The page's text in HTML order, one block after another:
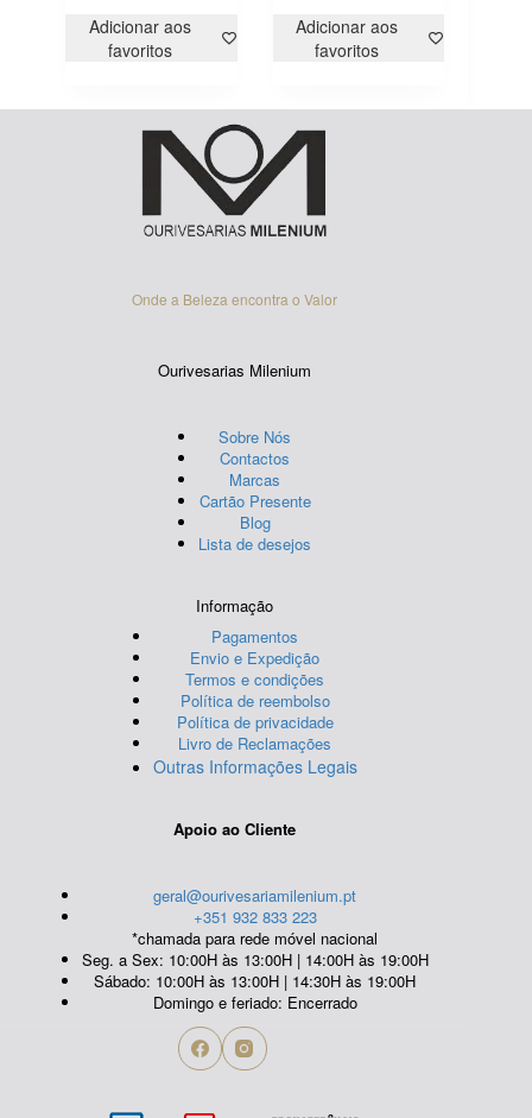
Adicionar aos
favoritos
multiple
variants.
be
chosen
on
product
Adicionar aos
favoritos
Onde a Beleza encontra o Valor
Ourivesarias Milenium
Sobre Nós
Contactos
Marcas
Cartão Presente
Blog
Lista de desejos
Informação
Pagamentos
Envio e Expedição
Termos e condições
Política de reembolso
Política de privacidade
Livro de Reclamações
Outras Informações Legais
Apoio ao Cliente
geral@ourivesariamilenium.pt
+351 932 833 223
*chamada para rede móvel nacional
Seg. a Sex: 10:00H às 13:00H | 14:00H às 19:00H
Sábado: 10:00H às 13:00H | 14:30H às 19:00H
Domingo e feriado: Encerrado